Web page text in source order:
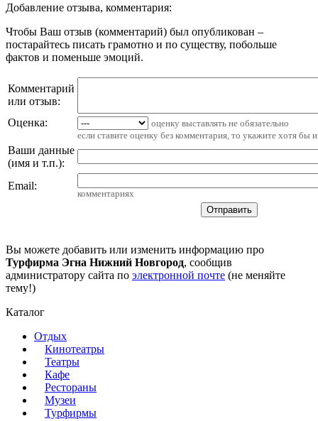
Добавление отзыва, комментария:
Чтобы Ваш отзыв (комментарий) был опубликован –
постарайтесь писать грамотно и по существу, побольше
фактов и поменьше эмоций.
Комментарий
или отзыв:
Оценка:
оценку выставлять не обязательно
если ставите оценку без комментария, то укажите хотя бы
Ваши данные
(имя и т.п.):
Email:
комментариях
Вы можете добавить или изменить информацию про
Турфирма Эгна Нижний Новгород, сообщив
администратору сайта по электронной почте (не меняйте
тему!)
Каталог
Отдых
Кинотеатры
Театры
Кафе
Рестораны
Музеи
Турфирмы